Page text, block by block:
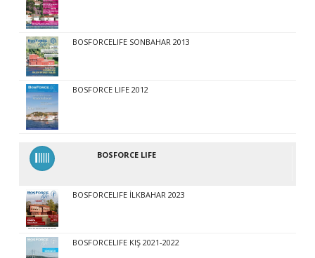
BOSFORCELIFE SONBAHAR 2013
BOSFORCE LIFE 2012
BOSFORCE LIFE
BOSFORCELIFE İLKBAHAR 2023
BOSFORCELIFE KIŞ 2021-2022